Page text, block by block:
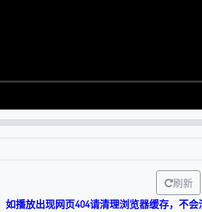
刷新
如播放出现网页404请清理浏览器缓存，不会